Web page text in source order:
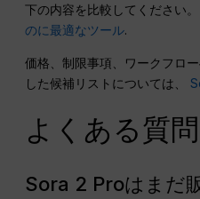
下の内容を比較してください
のに最適なツール.
価格、制限事項、ワークフロ
した候補リストについては、
よくある質問
Sora 2 Proはまだ